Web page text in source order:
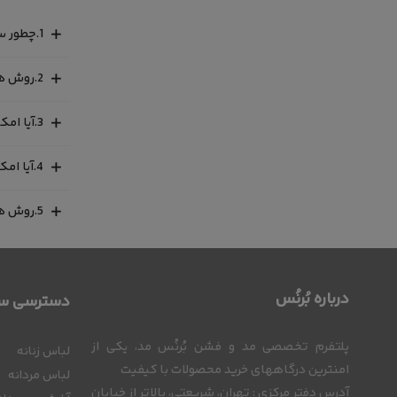
1.چطور سایز مناسب خود را خریداری کنیم؟
2.روش های پرداخت چگونه است ؟ آیا پرداخت به صورت قسطی هم امکان پذیز هست؟
3.آیا امکان تعویض کالای خریداری شده وجود دارد؟
4.آیا امکان پرو لباس در محل و پرداخت درب منزل وجود دارد؟
5.روش های ارسال سفارشات به چه صورت است و زمان تحویل کالا در تهران و شهرستان چقدر است؟
درباره بُرنُس
پلتفرم تخصصی مد و فشن بُرنُس مد، یکی از
امنترین درگاههای خرید محصولات با کیفیت
دسترسی
لباس زنانه
لباس مردانه